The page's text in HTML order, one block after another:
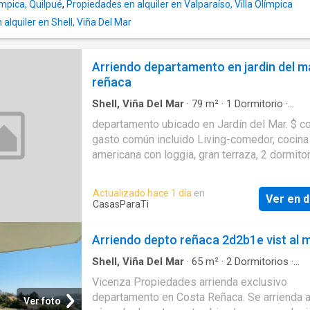
Quilpué, Propiedades en alquiler en Valparaíso, Villa Olímpica
en Shell, Viña Del Mar
Arriendo departamento en jardin del
reñaca
Shell, Viña Del Mar · 79 m² · 1 Dormitorio ·
secado·Cocina integral ·Piscina
departamento ubicado en Jardín del Mar. $
gasto común incluido Living-comedor, cocina
americana con loggia, gran terraza, 2
Los gastos comunes están incluidos en el
arriendo. Metros cuadrados útil: 80 m2
cuadrados total: 100 m2 Esta propiedad se
Sargazos Edificio cuenta con piscina
Actualizado hace 1 día en
CasasParaTi
Ver en
Ver foto
Arriendo depto reñaca 2d2b1e vist al
Shell, Viña Del Mar · 65 m² · 2 Dormitorios ·
Gimnasio·Calefacción
Vicenza Propiedades arrienda exclusivo
departamento en Costa Reñaca. Se arrienda